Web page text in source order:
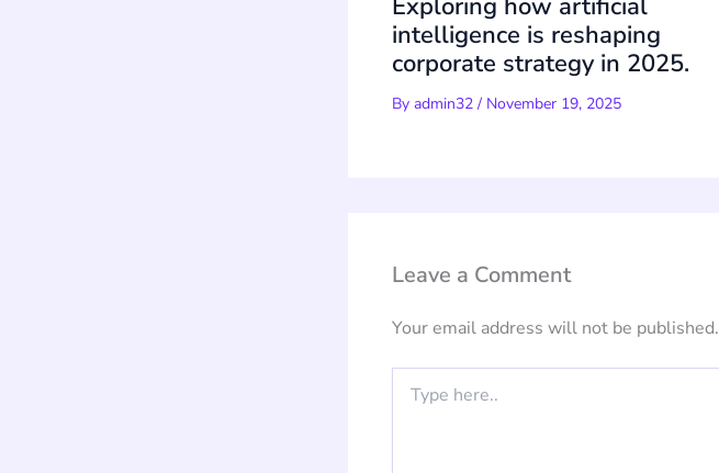
intelligence is reshaping
corporate strategy in 2025.
By admin32 / November 19, 2025
Leave a Comment
Your email address will not be published.
here..